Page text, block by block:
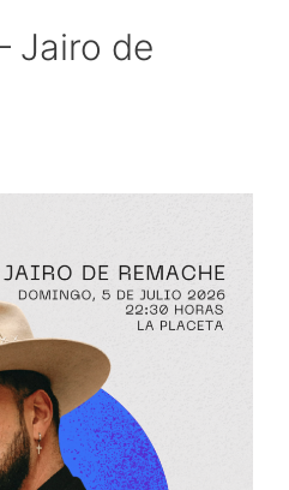
Jairo de